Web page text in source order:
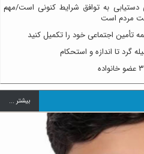
به توافق شرایط کنونی است/مهم
مردم است
تأمین اجتماعی خود را تکمیل کنید
گرد تا اندازه و استحکام
بيشتر ...